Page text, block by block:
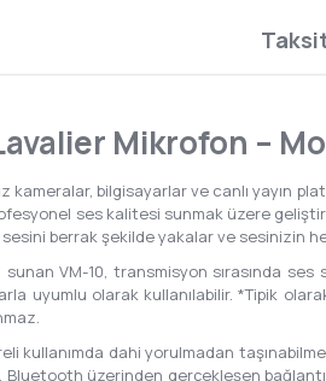
Mikrofon –
kameralar, bilgisayarlar ve canlı yayın
ses kalitesi sunmak üzere
berrak şekilde yakalar ve sesinizin
VM-10, transmisyon sırasında
uyumlu olarak kullanılabilir. *Tipik
kullanımda dahi yorulmadan
üzerinden gerçekleşen